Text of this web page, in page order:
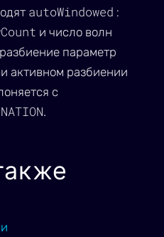
autoWindowed:
и число волн
параметр
активном разбиении
с
.